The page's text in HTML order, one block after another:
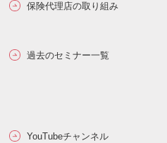
保険代理店の取り組み
過去のセミナー一覧
YouTubeチャンネル